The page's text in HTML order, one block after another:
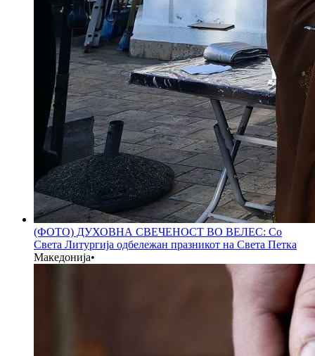
(ФОТО) ДУХОВНА СВЕЧЕНОСТ ВО ВЕЛЕС: Со
Света Литургија одбележан празникот на Света Петка
Македонија•